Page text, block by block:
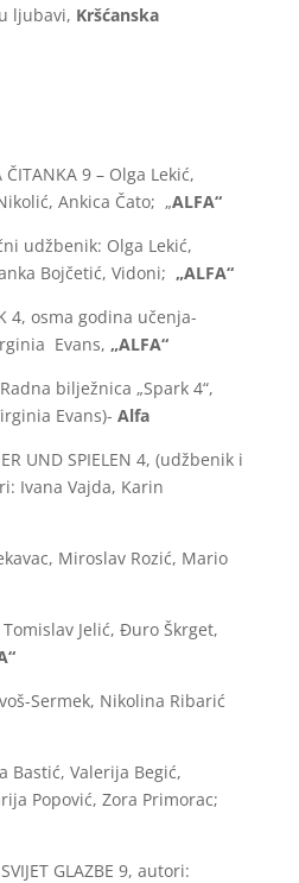
ljubavi, Kršćanska
ČITANKA 9 – Olga Lekić,
Ankica Čato; „ALFA“
udžbenik: Olga Lekić,
Bojčetić, Vidoni; „ALFA“
4, osma godina učenja-
Evans, „ALFA“
bilježnica „Spark 4“,
Evans)- Alfa
UND SPIELEN 4, (udžbenik i
Ivana Vajda, Karin
Miroslav Rozić, Mario
Jelić, Đuro Škrget,
Sermek, Nikolina Ribarić
Bastić, Valerija Begić,
Popović, Zora Primorac;
SVIJET GLAZBE 9, autori: